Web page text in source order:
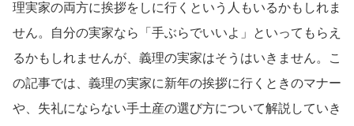
理実家の両方に挨拶をしに行くという人もいるかもしれま
せん。自分の実家なら「手ぶらでいいよ」といってもらえ
るかもしれませんが、義理の実家はそうはいきません。こ
の記事では、義理の実家に新年の挨拶に行くときのマナー
や、失礼にならない手土産の選び方について解説していき